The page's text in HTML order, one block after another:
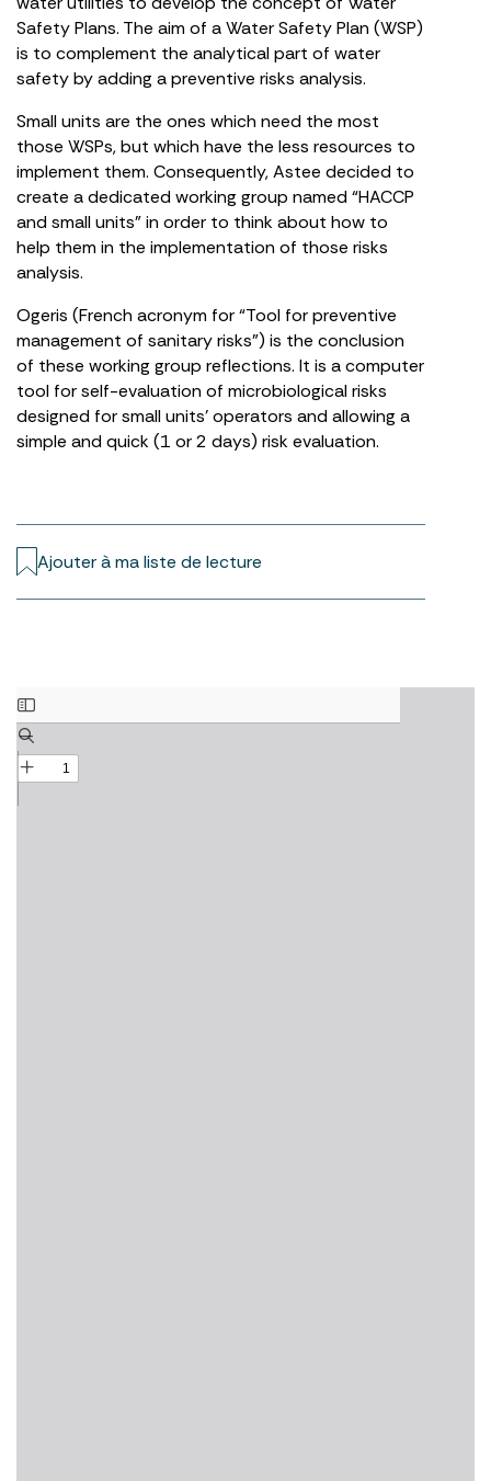
Safety Plans. The aim of a Water Safety Plan (WSP)
is to complement the analytical part of water
safety by adding a preventive risks analysis.
Small units are the ones which need the most
those WSPs, but which have the less resources to
implement them. Consequently, Astee decided to
create a dedicated working group named “HACCP
and small units” in order to think about how to
help them in the implementation of those risks
analysis.
Ogeris (French acronym for “Tool for preventive
management of sanitary risks”) is the conclusion
of these working group reflections. It is a computer
tool for self-evaluation of microbiological risks
designed for small units’ operators and allowing a
simple and quick (1 or 2 days) risk evaluation.
Ajouter à ma liste de lecture